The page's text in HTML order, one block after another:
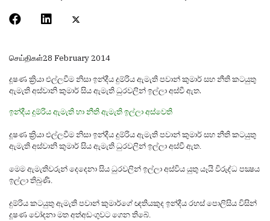
செய்திகள்28 February 2014
දූෂණ ක්‍රියා එල්ලවීම නිසා ඉන්දීය දුම්රිය ඇමැති පවාන් කුමාර් සහ නීති කටයුතු
ඇමැති අස්‌වානි කුමාර් සිය ඇමැති ධුරවලින් ඉල්ලා අස්‌වී ඇත.
ඉන්දීය දුම්රිය ඇමැති හා නීති ඇමැති ඉල්ලා අස්‌වෙති
දූෂණ ක්‍රියා එල්ලවීම නිසා ඉන්දීය දුම්රිය ඇමැති පවාන් කුමාර් සහ නීති කටයුතු
ඇමැති අස්‌වානි කුමාර් සිය ඇමැති ධුරවලින් ඉල්ලා අස්‌වී ඇත.
මෙම ඇමැතිවරුන් දෙදෙනා සිය ධුරවලින් ඉල්ලා අස්‌විය යුතු යෑයි විරුද්ධ පක්‍ෂය
ඉල්ලා තිබුණි.
දුම්රිය කටයුතු ඇමැති පවාන් කුමාර්ගේ ඥතියකුද ඉන්දීය රහස්‌ පොලිසිය විසින්
දූෂණ චෝදනා මත අත්අඩංගුවට ගෙන තිබේ.